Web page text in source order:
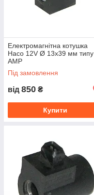
Електромагнітна котушка
Haco 12V Ø 13x39 мм типу
АМР
Під замовлення
від 850 ₴
Купити